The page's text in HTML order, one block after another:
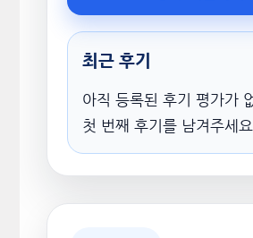
최근 후기
아직 등록된 후기 평가가
첫 번째 후기를 남겨주세요.